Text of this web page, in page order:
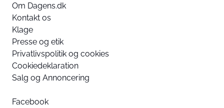
Om Dagens.dk
Kontakt os
Klage
Presse og etik
Privatlivspolitik og cookies
Cookiedeklaration
Salg og Annoncering
Facebook